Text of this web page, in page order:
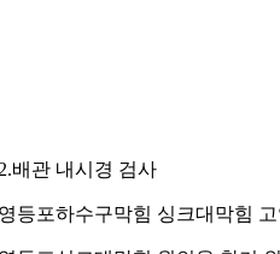
배관 내시경 검사
등포하수구막힘 싱크대막힘